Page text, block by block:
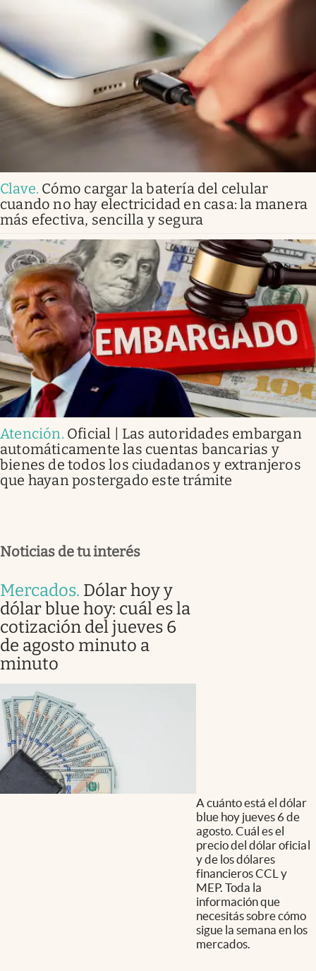
Clave. Cómo cargar la batería del celular
cuando no hay electricidad en casa: la manera
más efectiva, sencilla y segura
Atención. Oficial | Las autoridades embargan
automáticamente las cuentas bancarias y
bienes de todos los ciudadanos y extranjeros
que hayan postergado este trámite
Noticias de tu interés
Mercados. Dólar hoy y
dólar blue hoy: cuál es la
cotización del jueves 6
de agosto minuto a
minuto
A cuánto está el dólar
blue hoy jueves 6 de
agosto. Cuál es el
precio del dólar oficial
y de los dólares
financieros CCL y
MEP. Toda la
información que
necesitás sobre cómo
sigue la semana en los
mercados.